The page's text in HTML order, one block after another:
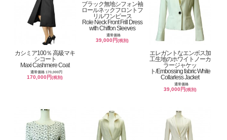
カシミア100％ 高級マキ
シコート
Maxi Cashmere Coat
通常価格 170,000円
170,000円(税別)
ブラック無地シフォン袖
ロールネックフロントフ
リルワンピース
Role Neck Front Frill Dress
with Chiffon Sleeves
通常価格
39,000円(税別)
エレガントなエンボス加
工生地のホワイトノーカ
ラージャケッ
ト/Embossing fabric White
Collarless Jacket
通常価格
39,000円 (税別)